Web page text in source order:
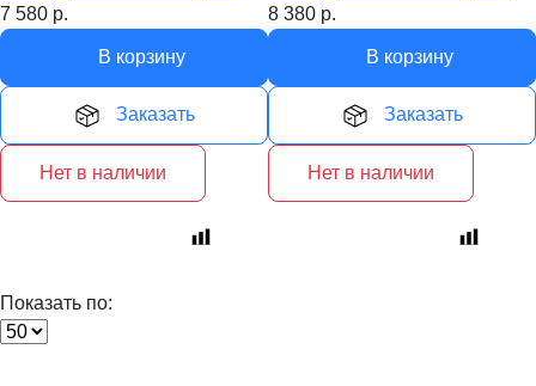
7 580 р.
В корзину
Заказать
Нет в наличии
8 380 р.
В корзину
Заказать
Нет в наличии
Показать по: